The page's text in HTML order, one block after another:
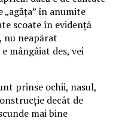
„agăța” în anumite
scoate în evidență
nu neapărat
mângâiat des, vei
prinse ochii, nasul,
decât de
mai bine